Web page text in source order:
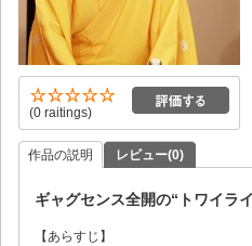
(0 raitings)
作品の説明 レビュー(0)
ギャグセンス全開の“トワイラ
【あらすじ】